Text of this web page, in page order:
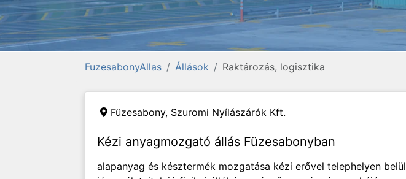
FuzesabonyAllas Állások Raktározás, logisztika
Füzesabony, Szuromi Nyílászárók Kft.
Kézi anyagmozgató állás Füzesabonyban
alapanyag és késztermék mozgatása kézi erővel telephelyen belül